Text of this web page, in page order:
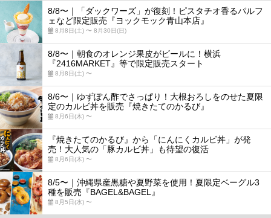
8/8〜｜「ダックワーズ」が復刻！ピスタチオ香るパルフ
ェなど限定販売『ヨックモック青山本店』
8月8日(土) 〜 8月30日(日)
8/8〜｜朝食のオレンジ果皮がビールに！横浜
『2416MARKET』等で限定販売スタート
8月8日(土) 〜
8/6〜｜ゆずぽん酢でさっぱり！大根おろしをのせた夏限
定のカルビ丼を販売『焼きたてのかるび』
8月6日(木) 〜
『焼きたてのかるび』から「にんにくカルビ丼」が発
売！大人気の「豚カルビ丼」も待望の復活
8月6日(木) 〜
8/5〜｜沖縄県産黒糖や夏野菜を使用！夏限定ベーグル3
種を販売『BAGEL&BAGEL』
8月5日(水) 〜